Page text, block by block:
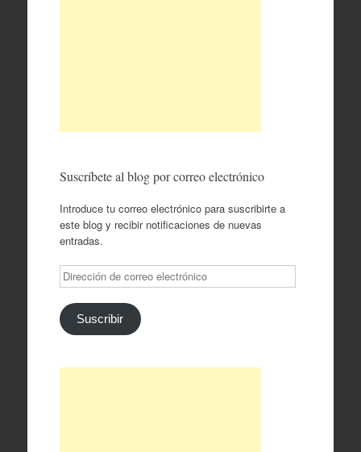
Suscríbete al blog por correo electrónico
Introduce tu correo electrónico para suscribirte a
este blog y recibir notificaciones de nuevas
entradas.
Dirección
de
correo
electrónico
Suscribir